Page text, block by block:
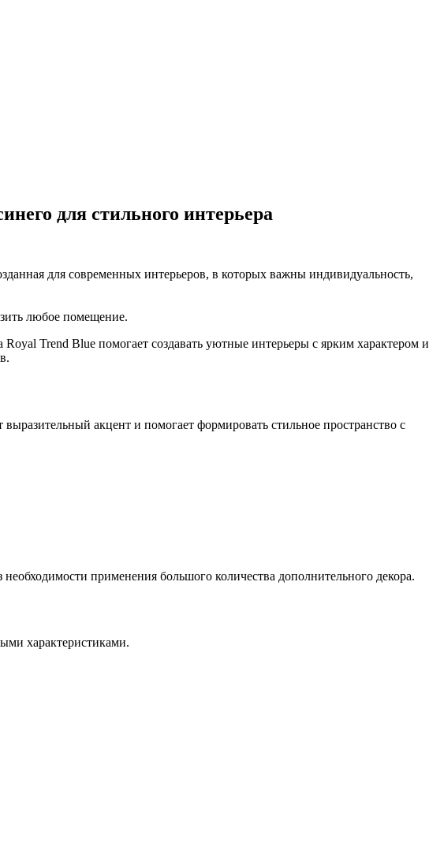
для стильного интерьера
для современных интерьеров, в которых важны индивидуальность,
любое помещение.
Trend Blue помогает создавать уютные интерьеры с ярким характером и
акцент и помогает формировать стильное пространство с
применения большого количества дополнительного декора.
характеристиками.